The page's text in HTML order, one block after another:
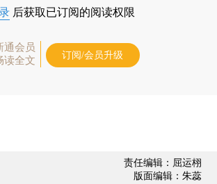
后获取已订阅的阅读权限
通会员
读全文
订阅/会员升级
责任编辑：屈运栩
版面编辑：朱蕊